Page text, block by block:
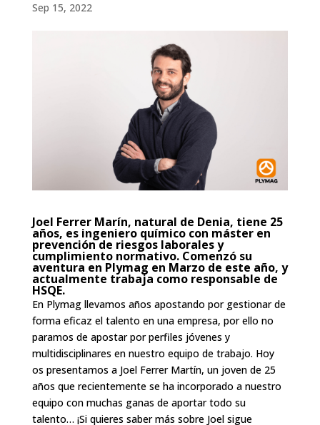
Sep 15, 2022
Joel Ferrer Marín, natural de Denia, tiene 25
años, es ingeniero químico con máster en
prevención de riesgos laborales y
cumplimiento normativo. Comenzó su
aventura en Plymag en Marzo de este año, y
actualmente trabaja como responsable de
HSQE.
En Plymag llevamos años apostando por gestionar de
forma eficaz el talento en una empresa, por ello no
paramos de apostar por perfiles jóvenes y
multidisciplinares en nuestro equipo de trabajo. Hoy
os presentamos a Joel Ferrer Martín, un joven de 25
años que recientemente se ha incorporado a nuestro
equipo con muchas ganas de aportar todo su
talento… ¡Si quieres saber más sobre Joel sigue